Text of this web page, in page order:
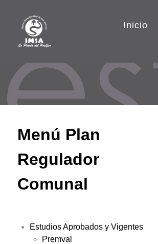
Inicio
Menú Plan
Regulador
Comunal
Estudios Aprobados y Vigentes
Premval